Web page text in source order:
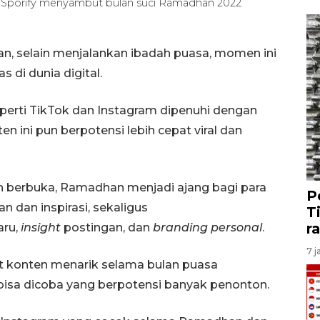
menyambut bulan suci Ramadhan 2022
selain menjalankan ibadah puasa, momen ini
di dunia digital.
TikTok dan Instagram dipenuhi dengan
ini pun berpotensi lebih cepat viral dan
Ramadhan menjadi ajang bagi para
dan inspirasi, sekaligus
insight postingan, dan branding personal.
menarik selama bulan puasa
dicoba yang berpotensi banyak penonton.
7